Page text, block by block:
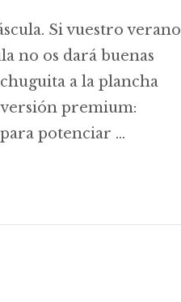
Si vuestro verano
no os dará buenas
a la plancha
premium:
potenciar …